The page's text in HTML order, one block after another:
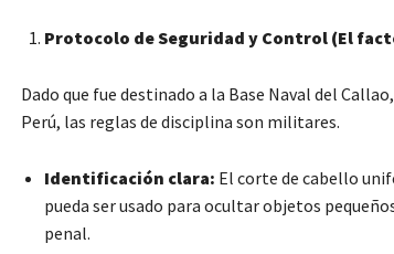
Protocolo de Seguridad y Control (El
Dado que fue destinado a la Base Naval del
Perú, las reglas de disciplina son militares.
Identificación clara: El corte de cabello
pueda ser usado para ocultar objetos
penal.